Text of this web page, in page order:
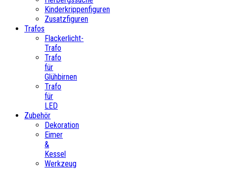
Kinderkrippenfiguren
Zusatzfiguren
Trafos
Flackerlicht-
Trafo
Trafo
für
Glühbirnen
Trafo
für
LED
Zubehör
Dekoration
Eimer
&
Kessel
Werkzeug